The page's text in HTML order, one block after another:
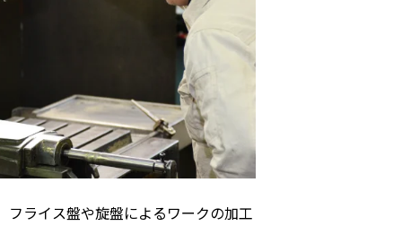
フライス盤や旋盤によるワークの加工